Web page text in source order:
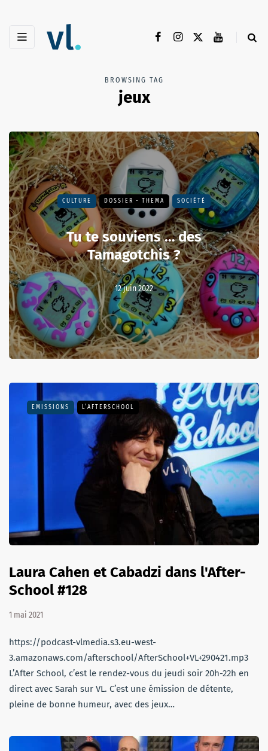
BROWSING TAG
jeux
CULTURE DOSSIER - THEMA SOCIÉTÉ
Tu te souviens … des
Tamagotchis ?
12 juin 2022
EMISSIONS L’AFTERSCHOOL
Laura Cahen et Cabadzi dans l'After-
School #128
1 mai 2021
https://podcast-vlmedia.s3.eu-west-
3.amazonaws.com/afterschool/AfterSchool+VL+290421.mp3
L’After School, c’est le rendez-vous du jeudi soir 20h-22h en
direct avec Sarah sur VL. C’est une émission de détente,
pleine de bonne humeur, avec des jeux…